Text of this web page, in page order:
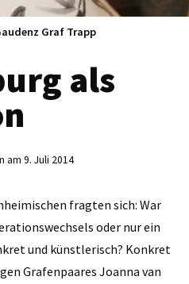
Graf Trapp
als
am 9. Juli 2014
fragten sich: War
oder nur ein
und künstlerisch? Konkret
Grafenpaares Joanna van